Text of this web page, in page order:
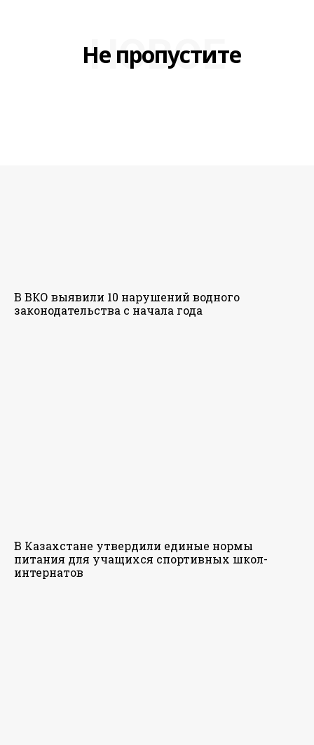
Не пропустите
НОВОЕ
В ВКО выявили 10 нарушений водного
законодательства с начала года
В Казахстане утвердили единые нормы
питания для учащихся спортивных школ-
интернатов